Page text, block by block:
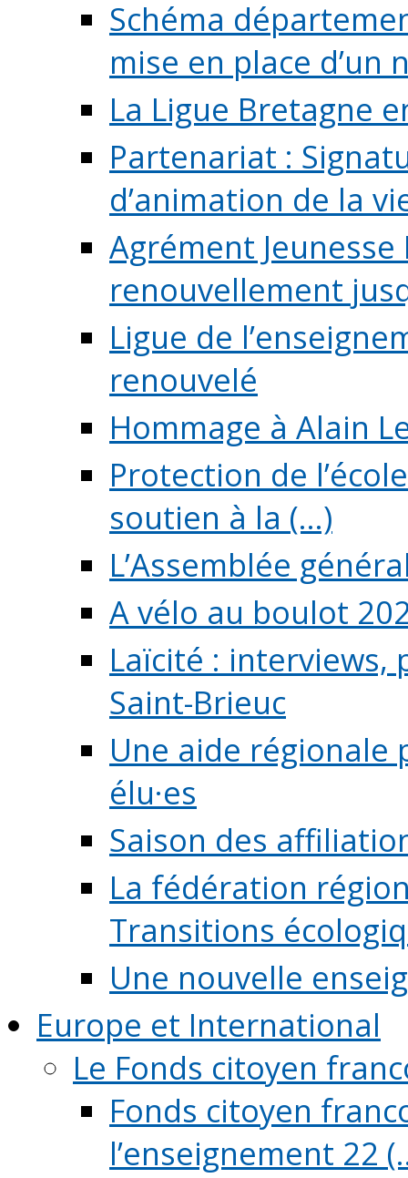
Schéma
mise en place d’un
La Ligue Bretagne
Partenariat :
d’animation de la
Agrément
renouvellement
Ligue de
renouvelé
Hommage à Alain
Protection de
soutien à la (...)
L’Assemblée
A vélo au boulot
Laïcité :
Saint-Brieuc
Une aide régionale
élu·es
Saison des
La fédération
Transitions
Une nouvelle
Europe et International
Le Fonds citoyen
Fonds citoyen
l’enseignement 22